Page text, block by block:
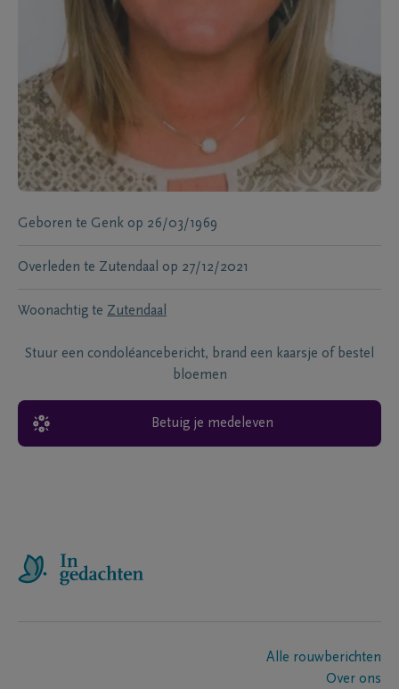
Geboren te Genk op 26/03/1969
Overleden te Zutendaal op 27/12/2021
Woonachtig te Zutendaal
Stuur een condoléancebericht, brand een kaarsje of bestel
bloemen
Betuig je medeleven
Alle rouwberichten
Over ons